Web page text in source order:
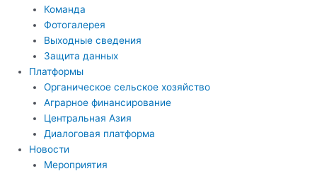
Команда
Фотогалерея
Выходные сведения
Защита данных
Платформы
Органическое сельское хозяйство
Аграрное финансирование
Центральная Азия
Диалоговая платформа
Новости
Мероприятия